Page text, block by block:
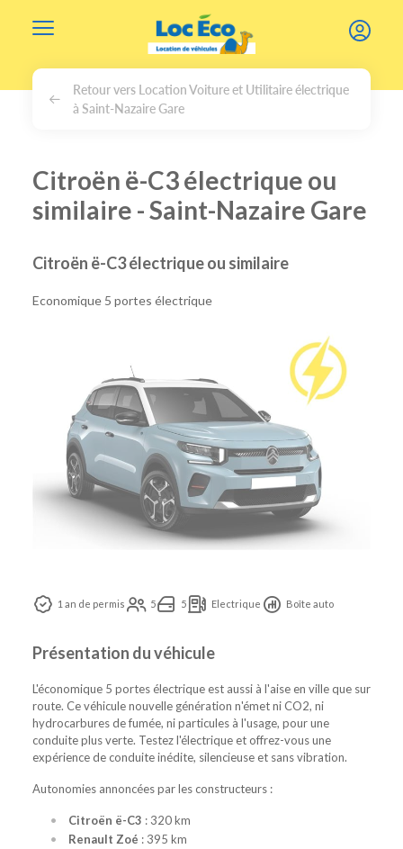
Retour vers Location Voiture et Utilitaire électrique
à Saint-Nazaire Gare
Citroën ë-C3 électrique ou
similaire - Saint-Nazaire Gare
Citroën ë-C3 électrique ou similaire
Economique 5 portes électrique
1 an de permis 5 5 Electrique Boîte auto
Présentation du véhicule
L'économique 5 portes électrique est aussi à l'aise en ville que sur
route. Ce véhicule nouvelle génération n'émet ni CO2, ni
hydrocarbures de fumée, ni particules à l'usage, pour une
conduite plus verte. Testez l'électrique et offrez-vous une
expérience de conduite inédite, silencieuse et sans vibration.
Autonomies annoncées par les constructeurs :
Citroën ë-C3 : 320 km
Renault Zoé : 395 km